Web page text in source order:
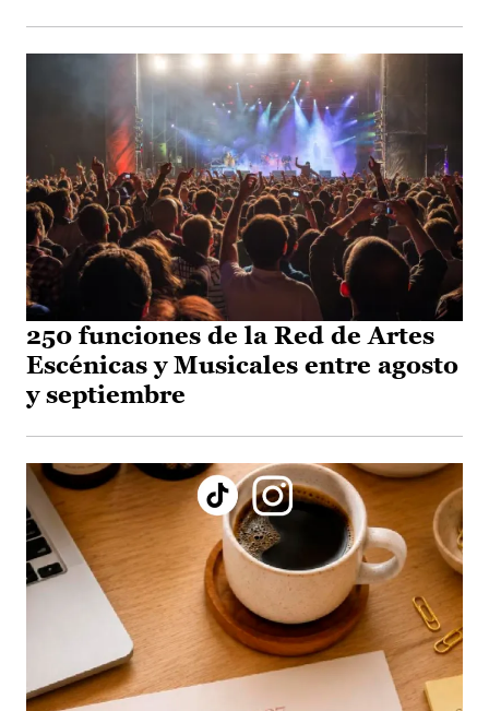
250 funciones de la Red de Artes
Escénicas y Musicales entre agosto
y septiembre